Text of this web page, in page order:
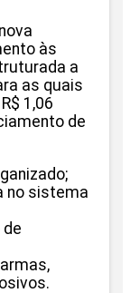
às
a
as quais
1,06
de
no sistema